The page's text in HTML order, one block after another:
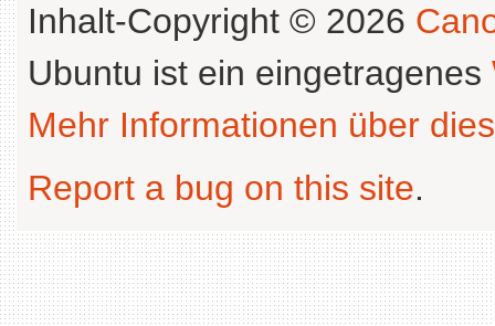
Inhalt-Copyright © 2026
Ubuntu ist ein eingetragenes
Mehr Informationen über
Report a bug on this site.